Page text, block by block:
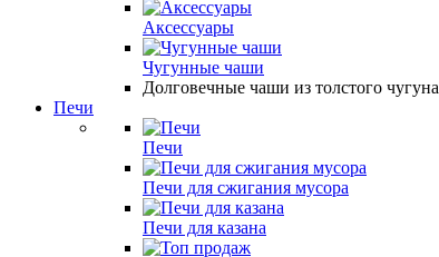
Аксессуары
Чугунные чаши
Долговечные чаши из толстого чугуна
Печи
Печи
Печи для сжигания мусора
Печи для казана